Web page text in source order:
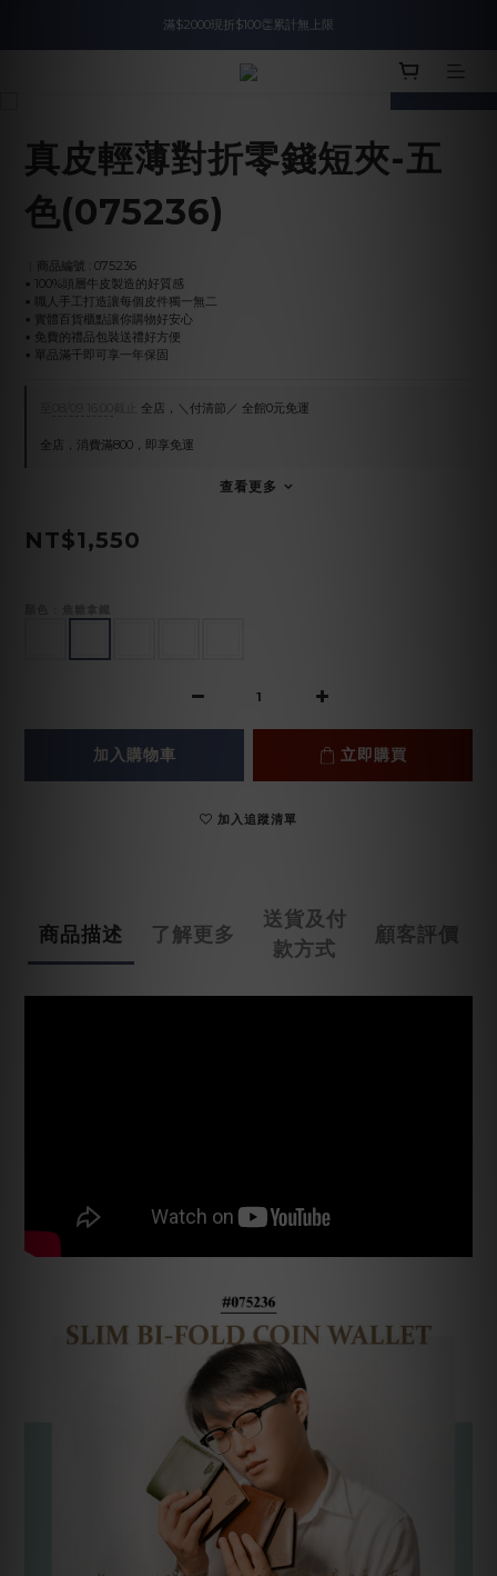
入會即領$888購物金🙌
滿$2000現折$100👏累計無上限
入會即領$888購物金🙌 prev
真皮輕薄對折零錢短夾-五
色(075236)
︱商品編號 : 075236
▪︎ 100%頭層牛皮製造的好質感
▪︎ 職人手工打造讓每個皮件獨一無二
▪︎ 實體百貨櫃點讓你購物好安心
▪︎ 免費的禮品包裝送禮好方便
▪︎ 單品滿千即可享一年保固
全店，＼付清節／ 全館0元免運
全店，消費滿800，即享免運
查看更多
NT$1,550
加入購物車 立即購買
加入追蹤清單
商品描述 了解更多
送貨及付
款方式
顧客評價